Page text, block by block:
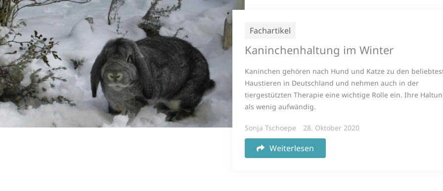
Fachartikel
Kaninchenhaltung im Winter
Kaninchen gehören nach Hund und Katze zu den
Haustieren in Deutschland und nehmen auch in der
tiergestützten Therapie eine wichtige Rolle ein. Ihre
als wenig aufwändig.
Sonja Tschoepe 28. Oktober 2020
Weiterlesen